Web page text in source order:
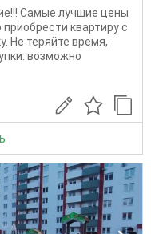
Самые лучшие цены
квартиру с
Не теряйте время,
возможно